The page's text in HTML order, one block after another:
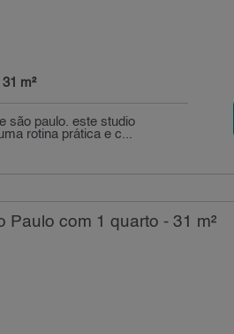
31 m²
são paulo. este studio
rotina prática e c...
Paulo com 1 quarto - 31 m²